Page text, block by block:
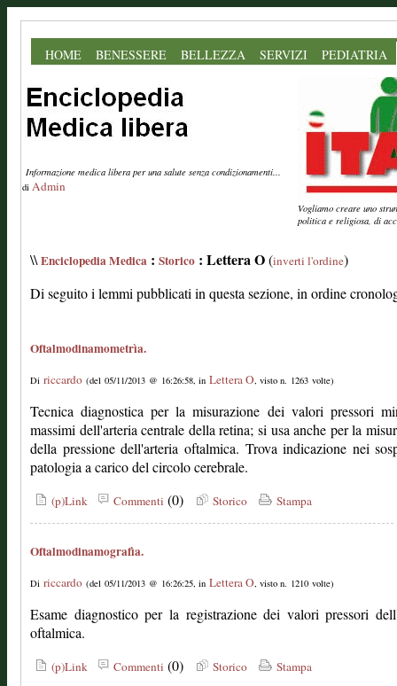
HOME BENESSERE BELLEZZA SERVIZI PEDIATRIA
Informazione medica libera per una salute senza condizionamenti...
di Admin
Vogliamo creare uno
politica e religiosa, di
\\Enciclopedia Medica : Storico : Lettera O(inverti l'ordine)
Di seguito i lemmi pubblicati in questa sezione, in ordine
Oftalmodinamometrìa.
Di riccardo (del 05/11/2013 @ 16:26:58, in Lettera O, visto n. 1263 volte)
Tecnica diagnostica per la misurazione dei valori pressori
massimi dell'arteria centrale della retina; si usa anche per la
della pressione dell'arteria oftalmica. Trova indicazione nei
patologia a carico del circolo cerebrale.
(p)Link Commenti (0) Storico Stampa
Oftalmodinamografìa.
Di riccardo (del 05/11/2013 @ 16:26:25, in Lettera O, visto n. 1210 volte)
Esame diagnostico per la registrazione dei valori pressori
oftalmica.
(p)Link Commenti (0) Storico Stampa